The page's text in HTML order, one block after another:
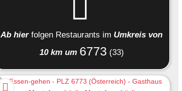
Ab hier folgen Restaurants im Umkreis von
10 km um 6773 (33)